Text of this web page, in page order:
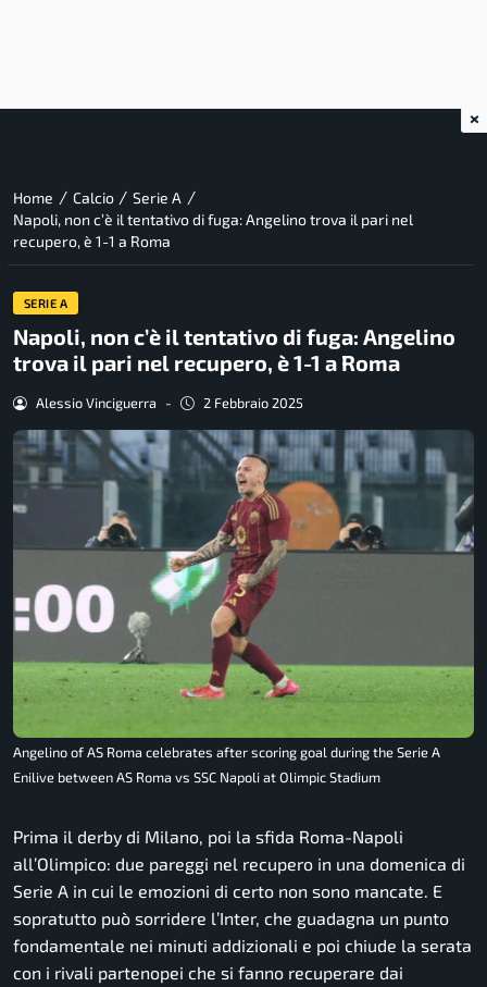
Home / Calcio / Serie A /
Napoli, non c’è il tentativo di fuga: Angelino trova il pari nel
recupero, è 1-1 a Roma
SERIE A
Napoli, non c’è il tentativo di fuga: Angelino
trova il pari nel recupero, è 1-1 a Roma
Alessio Vinciguerra - 2 Febbraio 2025
Angelino of AS Roma celebrates after scoring goal during the Serie A
Enilive between AS Roma vs SSC Napoli at Olimpic Stadium
Prima il derby di Milano, poi la sfida Roma-Napoli
all’Olimpico: due pareggi nel recupero in una domenica di
Serie A in cui le emozioni di certo non sono mancate. E
sopratutto può sorridere l’Inter, che guadagna un punto
fondamentale nei minuti addizionali e poi chiude la serata
con i rivali partenopei che si fanno recuperare dai
×